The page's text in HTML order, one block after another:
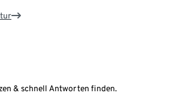
& schnell Antworten finden.